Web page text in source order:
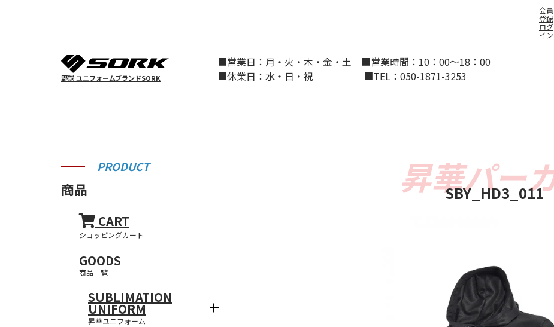
野球 ユニフォームブランドSORK
■営業日：月・火・木・金・土 ■営業時間：10：00～18：00
■休業日：水・日・祝
■TEL：050-1871-3253
会員
登録
ログ
イン
PRODUCT
商品
CART
ショッピングカート
GOODS
商品一覧
SUBLIMATION
UNIFORM
昇華ユニフォーム
SBY_HD3_011